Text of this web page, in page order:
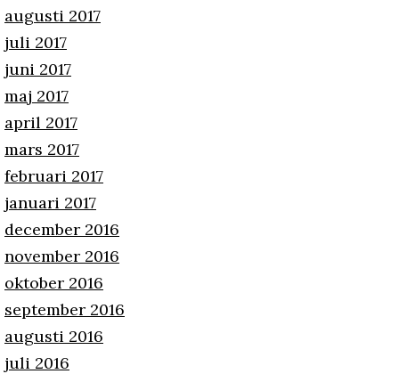
augusti 2017
juli 2017
juni 2017
maj 2017
april 2017
mars 2017
februari 2017
januari 2017
december 2016
november 2016
oktober 2016
september 2016
augusti 2016
juli 2016